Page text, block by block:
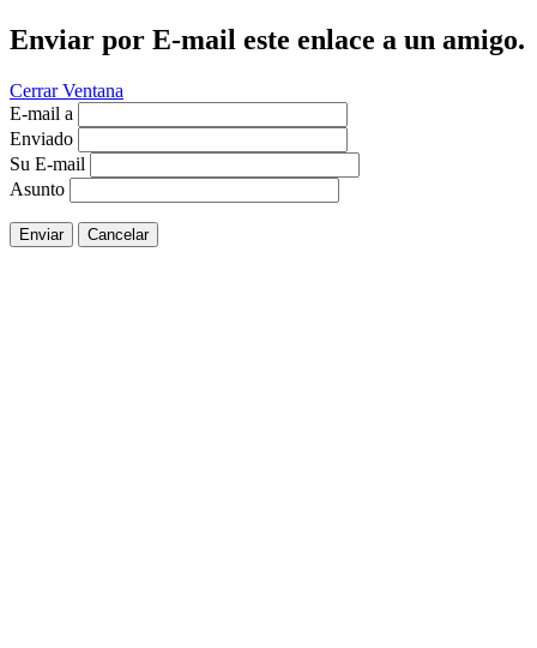
Enviar por E-mail este enlace a un amigo.
Cerrar Ventana
E-mail a
Enviado
Su E-mail
Asunto
Enviar Cancelar